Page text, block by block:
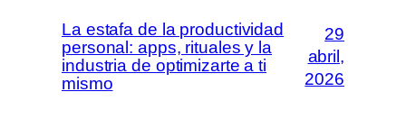
La estafa de la productividad
personal: apps, rituales y la
industria de optimizarte a ti
mismo
29
abril,
2026